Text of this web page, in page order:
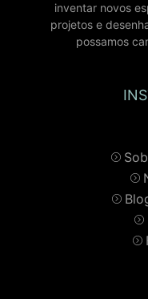
inventar novos
projetos e
possamos